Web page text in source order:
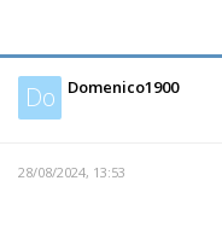
Do Domenico1900
28/08/2024, 13:53